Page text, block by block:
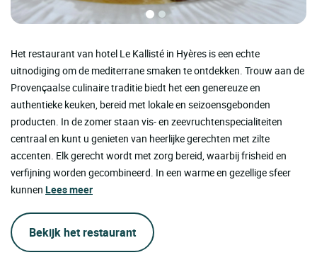
Het restaurant van hotel Le Kallisté in Hyères is een echte
uitnodiging om de mediterrane smaken te ontdekken. Trouw aan de
Provençaalse culinaire traditie biedt het een genereuze en
authentieke keuken, bereid met lokale en seizoensgebonden
producten. In de zomer staan vis- en zeevruchtenspecialiteiten
centraal en kunt u genieten van heerlijke gerechten met zilte
accenten. Elk gerecht wordt met zorg bereid, waarbij frisheid en
verfijning worden gecombineerd. In een warme en gezellige sfeer
kunnen Lees meer
Bekijk het restaurant